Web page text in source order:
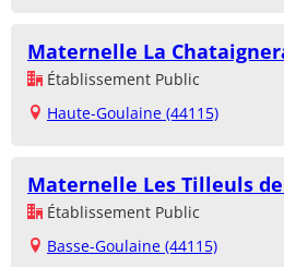
Maternelle La
Établissement Public
Haute-Goulaine (44115)
Maternelle Les Tilleuls
Établissement Public
Basse-Goulaine (44115)